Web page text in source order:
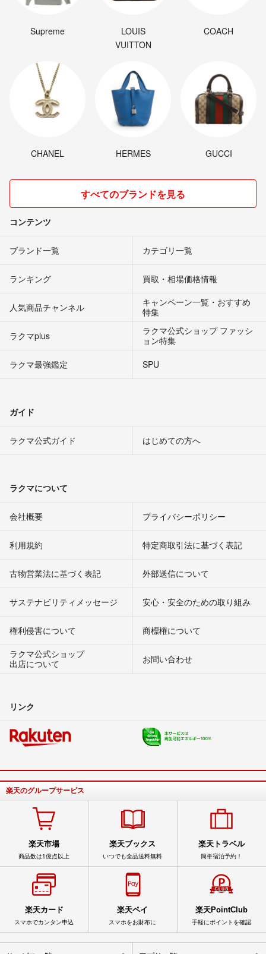
Supreme
LOUIS
VUITTON
COACH
CHANEL HERMES GUCCI
すべてのブランドを見る
コンテンツ
ブランド一覧 カテゴリ一覧
ランキング 買取・相場価格情報
人気商品チャンネル
キャンペーン一覧・おすすめ
特集
ラクマplus
ラクマ公式ショップ ファッシ
ョン特集
ラクマ最強鑑定
SPU
ガイド
ラクマ公式ガイド はじめての方へ
ラクマについて
会社概要 プライバシーポリシー
利用規約 特定商取引法に基づく表記
古物営業法に基づく表記 外部送信について
サステナビリティメッセージ 安心・安全のための取り組み
権利侵害について
商標権について
ラクマ公式ショップ
出店について
お問い合わせ
リンク
楽天のグループサービス
楽天市場
商品数は1億点以上
楽天ブックス
いつでも全品送料無料
楽天トラベル
簡単宿泊予約！
楽天カード
スマホでカンタン申込
楽天ペイ
スマホをお財布に
楽天PointClub
手軽にポイントを確認